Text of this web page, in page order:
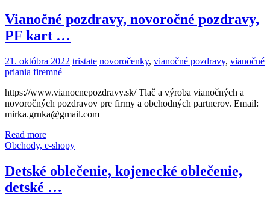
Vianočné pozdravy, novoročné pozdravy,
PF kart …
21. októbra 2022 tristate novoročenky, vianočné pozdravy, vianočné
priania firemné
https://www.vianocnepozdravy.sk/ Tlač a výroba vianočných a
novoročných pozdravov pre firmy a obchodných partnerov. Email:
mirka.grnka@gmail.com
Read more
Obchody, e-shopy
Detské oblečenie, kojenecké oblečenie,
detské …